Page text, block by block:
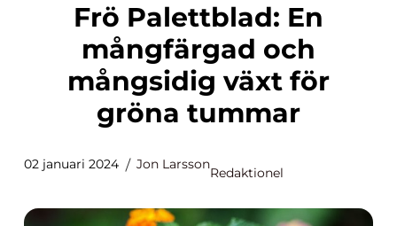
Frö Palettblad: En
mångfärgad och
mångsidig växt för
gröna tummar
02 januari 2024 Jon Larsson
Redaktionel